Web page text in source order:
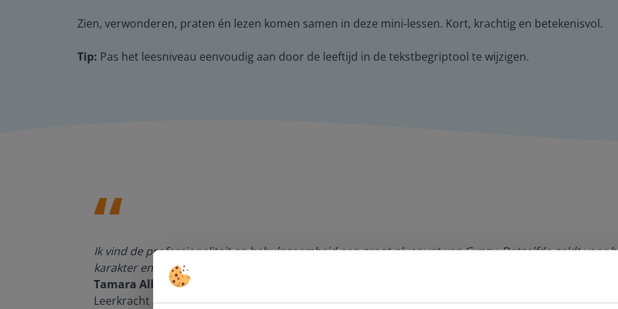
Zien, verwonderen, praten én lezen komen samen in deze mini-lessen. Kort, krachtig en betekenisvol.
Tip: Pas het leesniveau eenvoudig aan door de leeftijd in de tekstbegriptool te wijzigen.
Ik vind de professionaliteit en behulpzaamheid een groot pluspunt van Gynzy. Datzelfde geldt voor
karakter en de informatievoorziening via de website. Ik kan niets ter verbetering noemen.
Tamara Alkemade
Leerkracht / ICT-coördinator op de Prinses Margrietschool